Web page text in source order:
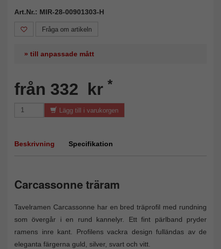
Art.Nr.: MIR-28-00901303-H
Fråga om artikeln
» till anpassade mått
från 332 kr *
Lägg till i varukorgen
Beskrivning Specifikation
Carcassonne träram
Tavelramen Carcassonne har en bred träprofil med rundning
som övergår i en rund kannelyr. Ett fint pärlband pryder
ramens inre kant. Profilens vackra design fulländas av de
eleganta färgerna guld, silver, svart och vitt.